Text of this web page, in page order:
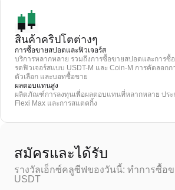
สินค้าคริปโตต่างๆ
การซื้อขายสปอตและฟิวเจอร์ส
บริการหลากหลาย รวมถึงการซื้อขายสปอตและการซื้
รดฟิวเจอร์สแบบ USDT-M และ Coin-M การคัดลอก
ตัวเลือก และบอทซื้อขาย
ผลตอบแทนสูง
ผลิตภัณฑ์การลงทุนเพื่อผลตอบแทนที่หลากหลาย ประ
Flexi Max และการสแตคกิ้ง
สมัครและได้รับ
รางวัลเอ็กซ์คลูซีฟของวันนี้: ทำการซื้อ
USDT